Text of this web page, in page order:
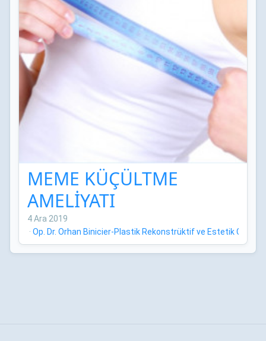
MEME KÜÇÜLTME
AMELİYATI
4 Ara 2019
· Op. Dr. Orhan Binicier-Plastik Rekonstrüktif ve Estetik